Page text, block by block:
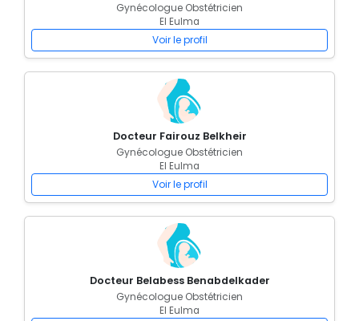
Gynécologue Obstétricien
El Eulma
Voir le profil
Docteur Fairouz Belkheir
Gynécologue Obstétricien
El Eulma
Voir le profil
Docteur Belabess Benabdelkader
Gynécologue Obstétricien
El Eulma